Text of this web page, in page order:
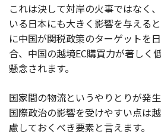
これは決して対岸の火事ではなく
いる日本にも大きく影響を与える
に中国が関税政策のターゲットを
合、中国の越境EC購買力が著しく
懸念されます。
国家間の物流というやりとりが発
国際政治の影響を受けやすい点は
慮しておくべき要素と言えます。